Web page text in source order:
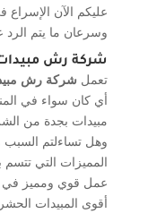
عليكم الآن
وسرعان ما يتم الرد
شركة رش
تعمل شركة رش
أي كان سواء في
مبيدات بجدة من
وهل تساءلتم السبب
المميزات التي تتسم
عمل قوي ومميز في
أقوى المبيدات